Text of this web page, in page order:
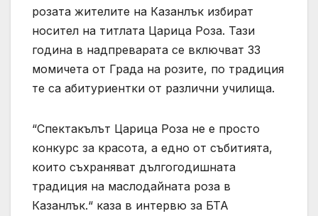
розата жителите на Казанлък избират
носител на титлата Царица Роза. Тази
година в надпреварата се включват 33
момичета от Града на розите, по традиция
те са абитуриентки от различни училища.
“Спектакълът Царица Роза не е просто
конкурс за красота, а едно от събитията,
които съхраняват дългогодишната
традиция на маслодайната роза в
Казанлък.“ каза в интервю за БТА